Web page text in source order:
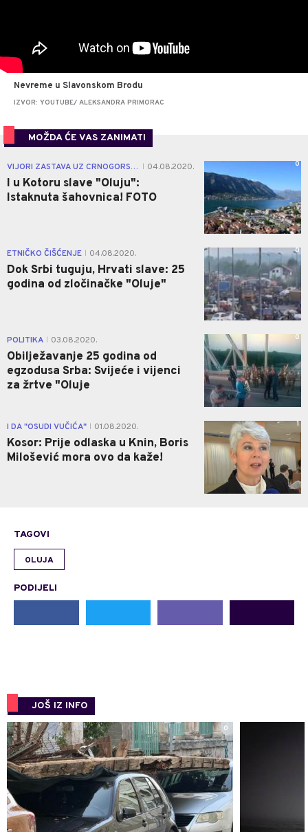
Nevreme u Slavonskom Brodu
IZVOR: YOUTUBE/ ALEKSANDRA PRIMORAC
MOŽDA ĆE VAS ZANIMATI
VIJORI ZASTAVA UZ CRNOGORSKU 04.08.2020.
I u Kotoru slave "Oluju":
Istaknuta šahovnica! FOTO
0
ETNIČKO ČIŠĆENJE 04.08.2020.
Dok Srbi tuguju, Hrvati slave: 25
godina od zločinačke "Oluje"
0
POLITIKA 03.08.2020.
Obilježavanje 25 godina od
egzodusa Srba: Svijeće i vijenci
za žrtve "Oluje
0
I DA "OSUDI VUČIĆA" 01.08.2020.
Kosor: Prije odlaska u Knin, Boris
Milošević mora ovo da kaže!
1
TAGOVI
OLUJA
PODIJELI
JOŠ IZ INFO
0